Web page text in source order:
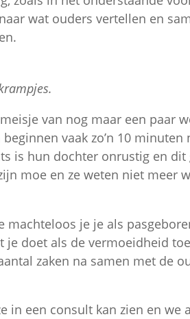
wat ouders vertellen en
van nog maar een paar
vaak zo’n 10 minuten
is hun dochter onrustig en dit
moe en ze weten niet meer
machteloos je je als
doet als de vermoeidheid
zaken na samen met de
in een consult kan zien en we